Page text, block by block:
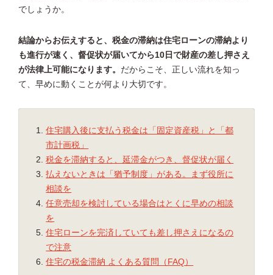
でしょうか。
結論からお伝えすると、税金の滞納は住宅ローンの滞納より
も進行が速く、督促状が届いてから10日で財産の差し押さえ
が法律上可能になります。 だからこそ、正しい流れを知っ
て、早めに動くことが何より大切です。
住宅購入後に支払う税金は「固定資産税」と「都
市計画税」
税金を滞納すると、延滞金がつき、督促状が届く
払えないときは「猶予制度」がある。まず役所に
相談を
任意売却を検討している場合はとくに早めの相談
を
住宅ローンを完済していても差し押さえになるの
で注意
住宅の税金滞納 よくある質問（FAQ）